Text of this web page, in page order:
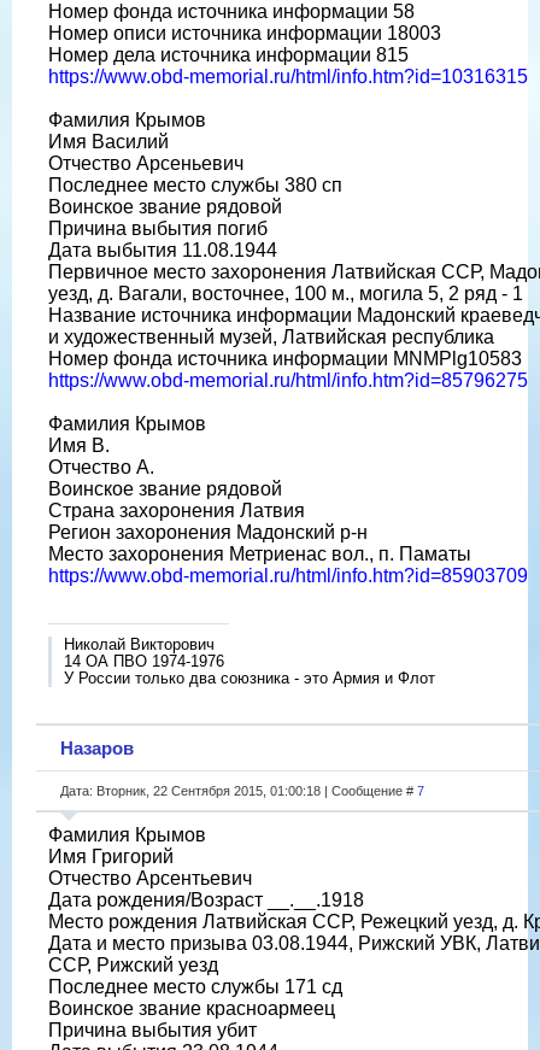
Номер фонда источника информации 58
Номер описи источника информации 18003
Номер дела источника информации 815
https://www.obd-memorial.ru/html/info.htm?id=10316315
Фамилия Крымов
Имя Василий
Отчество Арсеньевич
Последнее место службы 380 сп
Воинское звание рядовой
Причина выбытия погиб
Дата выбытия 11.08.1944
Первичное место захоронения Латвийская ССР,
уезд, д. Вагали, восточнее, 100 м., могила 5, 2 ряд - 1
Название источника информации Мадонский
и художественный музей, Латвийская республика
Номер фонда источника информации МNMPlg10583
https://www.obd-memorial.ru/html/info.htm?id=85796275
Фамилия Крымов
Имя В.
Отчество А.
Воинское звание рядовой
Страна захоронения Латвия
Регион захоронения Мадонский р-н
Место захоронения Метриенас вол., п. Паматы
https://www.obd-memorial.ru/html/info.htm?id=85903709
Николай Викторович
14 ОА ПВО 1974-1976
У России только два союзника - это Армия и Флот
Назаров
Дата: Вторник, 22 Сентября 2015, 01:00:18 | Сообщение # 7
Фамилия Крымов
Имя Григорий
Отчество Арсентьевич
Дата рождения/Возраст __.__.1918
Место рождения Латвийская ССР, Режецкий уезд, д.
Дата и место призыва 03.08.1944, Рижский УВК,
ССР, Рижский уезд
Последнее место службы 171 сд
Воинское звание красноармеец
Причина выбытия убит